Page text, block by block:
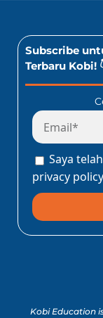
Subscribe
Terbaru Kobi!
Saya
privacy policy
Kobi Education